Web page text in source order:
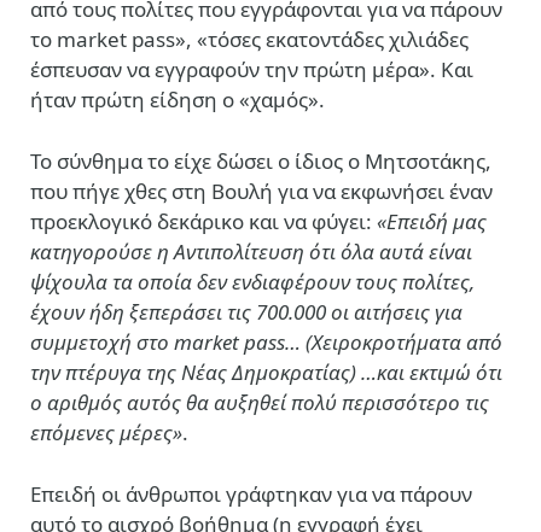
από τους πολίτες που εγγράφονται για να πάρουν
το market pass», «τόσες εκατοντάδες χιλιάδες
έσπευσαν να εγγραφούν την πρώτη μέρα». Και
ήταν πρώτη είδηση ο «χαμός».
Το σύνθημα το είχε δώσει ο ίδιος ο Μητσοτάκης,
που πήγε χθες στη Βουλή για να εκφωνήσει έναν
προεκλογικό δεκάρικο και να φύγει: «Επειδή μας
κατηγορούσε η Αντιπολίτευση ότι όλα αυτά είναι
ψίχουλα τα οποία δεν ενδιαφέρουν τους πολίτες,
έχουν ήδη ξεπεράσει τις 700.000 οι αιτήσεις για
συμμετοχή στο market pass… (Χειροκροτήματα από
την πτέρυγα της Νέας Δημοκρατίας)…και εκτιμώ ότι
ο αριθμός αυτός θα αυξηθεί πολύ περισσότερο τις
επόμενες μέρες».
Επειδή οι άνθρωποι γράφτηκαν για να πάρουν
αυτό το αισχρό βοήθημα (η εγγραφή έχει